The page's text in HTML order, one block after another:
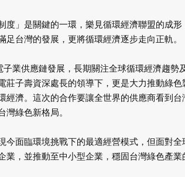
度」是關鍵的一環，樂見循環經濟聯盟的成
台灣的發展，更將循環經濟逐步走向正軌。
業供應鏈發展，長期關注全球循環經濟趨勢
莊子壽資深處長的領導下，更是大力推動綠
經濟。這次的合作要讓全世界的供應商看到
綠色新格局。
今面臨環境挑戰下的最適經營模式，但面對
業，並推動至中小型企業，穩固台灣綠色產